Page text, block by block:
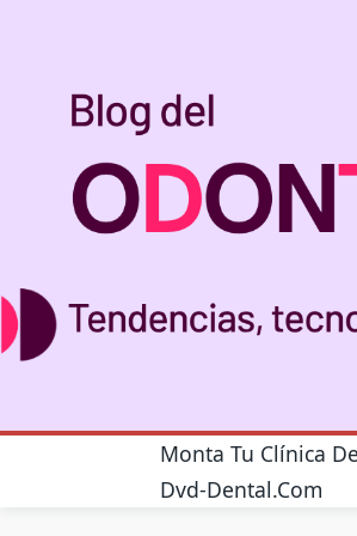
Monta Tu Clínica
Dvd-Dental.com